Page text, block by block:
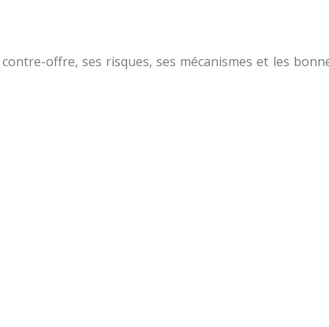
offre, ses risques, ses mécanismes et les